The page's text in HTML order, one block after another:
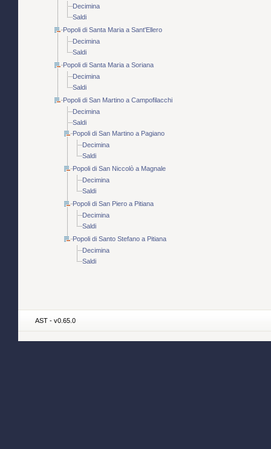
Decimina
Saldi
Popoli di Santa Maria a Sant'Ellero
Decimina
Saldi
Popoli di Santa Maria a Soriana
Decimina
Saldi
Popoli di San Martino a Campofilacchi
Decimina
Saldi
Popoli di San Martino a Pagiano
Decimina
Saldi
Popoli di San Niccolò a Magnale
Decimina
Saldi
Popoli di San Piero a Pitiana
Decimina
Saldi
Popoli di Santo Stefano a Pitiana
Decimina
Saldi
AST - v0.65.0